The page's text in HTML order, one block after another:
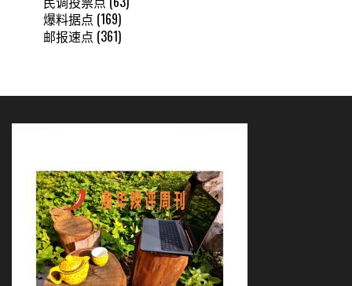
爆料据点 (169)
邮报速点 (361)